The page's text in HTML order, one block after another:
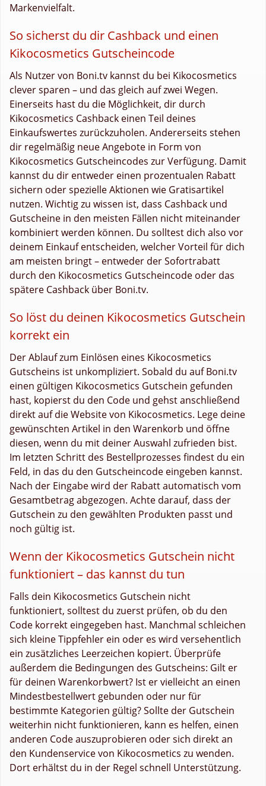
Markenvielfalt.
So sicherst du dir Cashback und einen
Kikocosmetics Gutscheincode
Als Nutzer von Boni.tv kannst du bei Kikocosmetics
clever sparen – und das gleich auf zwei Wegen.
Einerseits hast du die Möglichkeit, dir durch
Kikocosmetics Cashback einen Teil deines
Einkaufswertes zurückzuholen. Andererseits stehen
dir regelmäßig neue Angebote in Form von
Kikocosmetics Gutscheincodes zur Verfügung. Damit
kannst du dir entweder einen prozentualen Rabatt
sichern oder spezielle Aktionen wie Gratisartikel
nutzen. Wichtig zu wissen ist, dass Cashback und
Gutscheine in den meisten Fällen nicht miteinander
kombiniert werden können. Du solltest dich also vor
deinem Einkauf entscheiden, welcher Vorteil für dich
am meisten bringt – entweder der Sofortrabatt
durch den Kikocosmetics Gutscheincode oder das
spätere Cashback über Boni.tv.
So löst du deinen Kikocosmetics Gutschein
korrekt ein
Der Ablauf zum Einlösen eines Kikocosmetics
Gutscheins ist unkompliziert. Sobald du auf Boni.tv
einen gültigen Kikocosmetics Gutschein gefunden
hast, kopierst du den Code und gehst anschließend
direkt auf die Website von Kikocosmetics. Lege deine
gewünschten Artikel in den Warenkorb und öffne
diesen, wenn du mit deiner Auswahl zufrieden bist.
Im letzten Schritt des Bestellprozesses findest du ein
Feld, in das du den Gutscheincode eingeben kannst.
Nach der Eingabe wird der Rabatt automatisch vom
Gesamtbetrag abgezogen. Achte darauf, dass der
Gutschein zu den gewählten Produkten passt und
noch gültig ist.
Wenn der Kikocosmetics Gutschein nicht
funktioniert – das kannst du tun
Falls dein Kikocosmetics Gutschein nicht
funktioniert, solltest du zuerst prüfen, ob du den
Code korrekt eingegeben hast. Manchmal schleichen
sich kleine Tippfehler ein oder es wird versehentlich
ein zusätzliches Leerzeichen kopiert. Überprüfe
außerdem die Bedingungen des Gutscheins: Gilt er
für deinen Warenkorbwert? Ist er vielleicht an einen
Mindestbestellwert gebunden oder nur für
bestimmte Kategorien gültig? Sollte der Gutschein
weiterhin nicht funktionieren, kann es helfen, einen
anderen Code auszuprobieren oder sich direkt an
den Kundenservice von Kikocosmetics zu wenden.
Dort erhältst du in der Regel schnell Unterstützung.